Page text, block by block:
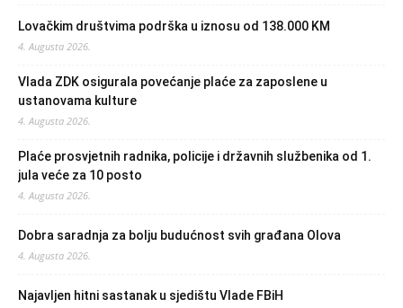
Lovačkim društvima podrška u iznosu od 138.000 KM
4. Augusta 2026.
Vlada ZDK osigurala povećanje plaće za zaposlene u
ustanovama kulture
4. Augusta 2026.
Plaće prosvjetnih radnika, policije i državnih službenika od 1.
jula veće za 10 posto
4. Augusta 2026.
Dobra saradnja za bolju budućnost svih građana Olova
4. Augusta 2026.
Najavljen hitni sastanak u sjedištu Vlade FBiH